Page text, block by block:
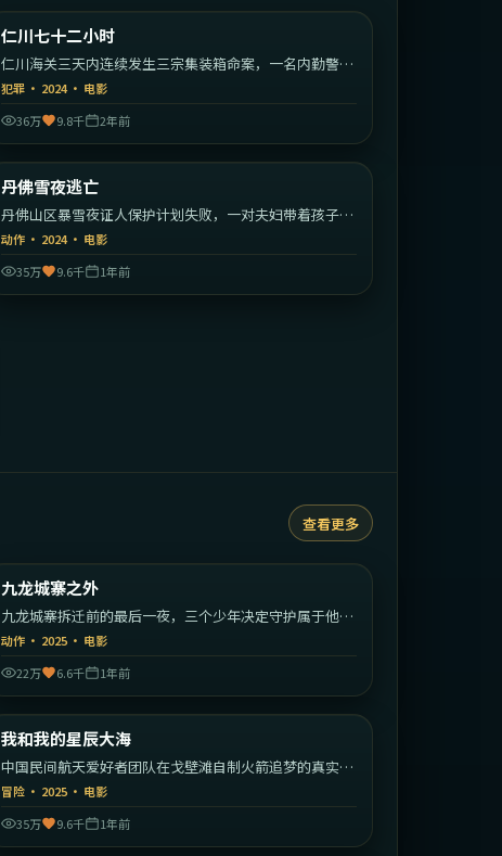
热门
仁川七十二小时
仁川海关三天内连续发生三宗集装箱命案，一名内勤警员
开始反向追查。
犯罪 · 2024· 电影
36万
9.8千 2年前
热门
1:38:22
丹佛雪夜逃亡
丹佛山区暴雪夜证人保护计划失败，一对夫妇带着孩子开
始绝命逃亡。
动作 · 2024· 电影
35万
9.6千 1年前
查看更多
最新
2:14:26
九龙城寨之外
九龙城寨拆迁前的最后一夜，三个少年决定守护属于他们
的江湖。
动作 · 2025 · 电影
22万
6.6千 1年前
最新
我和我的星辰大海
中国民间航天爱好者团队在戈壁滩自制火箭追梦的真实改
编故事。
冒险 · 2025 · 电影
35万
9.6千 1年前